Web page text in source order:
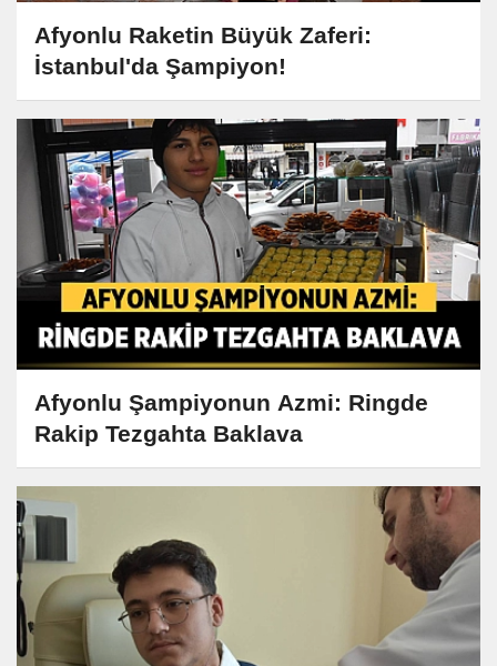
Afyonlu Raketin Büyük Zaferi:
İstanbul'da Şampiyon!
Afyonlu Şampiyonun Azmi: Ringde
Rakip Tezgahta Baklava